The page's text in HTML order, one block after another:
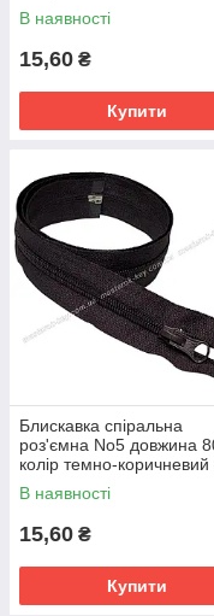
В наявності
15,60 ₴
Купити
Блискавка спіральна
роз'ємна No5 довжина
колір темно-
В наявності
15,60 ₴
Купити